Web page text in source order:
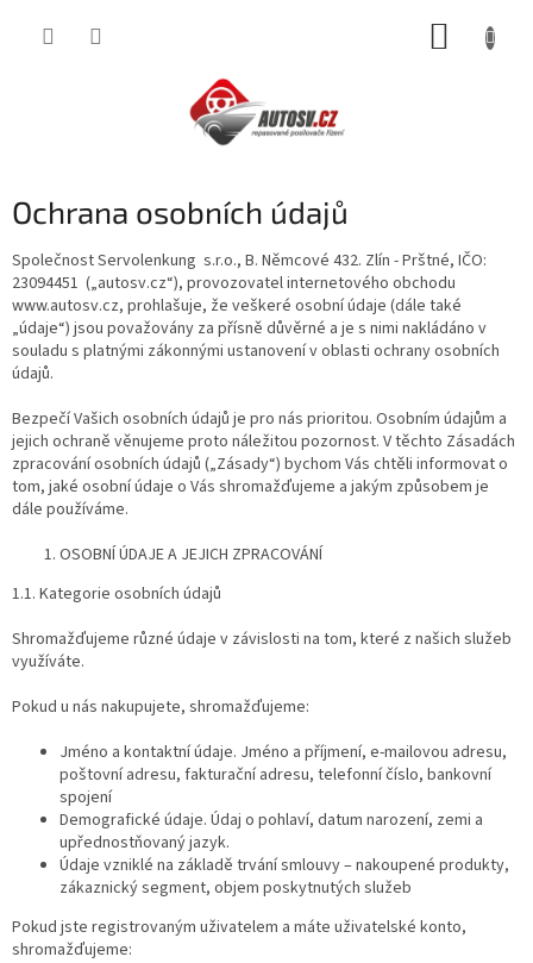
Ochrana osobních údajů
SpolečnostServolenkung s.r.o., B. Němcové 432. Zlín - Prštné, IČO:
23094451 („autosv.cz“), provozovatel internetového obchodu
www.autosv.cz, prohlašuje, že veškeré osobní údaje (dále také
„údaje“) jsou považovány za přísně důvěrné a je s nimi nakládáno v
souladu s platnými zákonnými ustanovení v oblasti ochrany osobních
údajů.
Bezpečí Vašich osobních údajů je pro nás prioritou. Osobním údajům a
jejich ochraně věnujeme proto náležitou pozornost. V těchto Zásadách
zpracování osobních údajů („Zásady“) bychom Vás chtěli informovat o
tom, jaké osobní údaje o Vás shromažďujeme a jakým způsobem je
dále používáme.
OSOBNÍ ÚDAJE A JEJICH ZPRACOVÁNÍ
1.1. Kategorie osobních údajů
Shromažďujeme různé údaje v závislosti na tom, které z našich služeb
využíváte.
Pokud u nás nakupujete, shromažďujeme:
Jméno a kontaktní údaje. Jméno a příjmení, e-mailovou adresu,
poštovní adresu, fakturační adresu, telefonní číslo, bankovní
spojení
Demografické údaje. Údaj o pohlaví, datum narození, zemi a
upřednostňovaný jazyk.
Údaje vzniklé na základě trvání smlouvy – nakoupené produkty,
zákaznický segment, objem poskytnutých služeb
Pokud jste registrovaným uživatelem a máte uživatelské konto,
shromažďujeme: